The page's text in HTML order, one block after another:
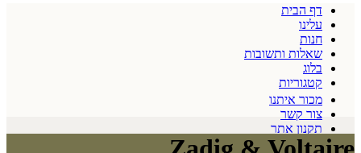
דף הבית
עלינו
חנות
שאלות ותשובות
בלוג
קטגוריות
מכור איתנו
צור קשר
תקנון אתר